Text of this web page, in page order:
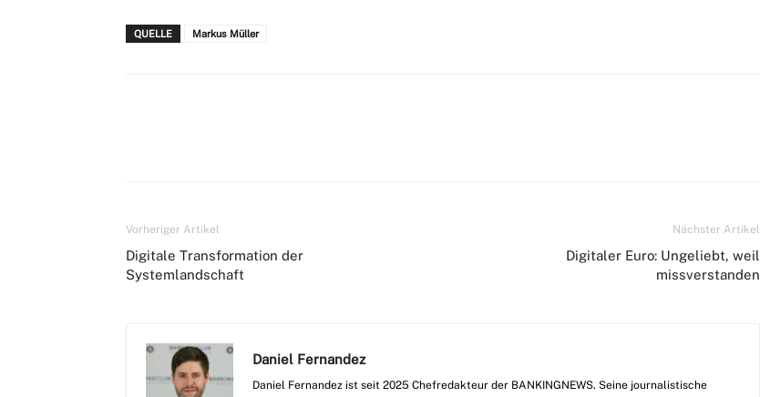
QUELLE Markus Müller
Vorheriger Artikel
Digitale Transformation der
Systemlandschaft
Nächster Artikel
Digitaler Euro: Ungeliebt, weil
missverstanden
Daniel Fernandez
Daniel Fernandez ist seit 2025 Chefredakteur der BANKINGNEWS. Seine journalistische